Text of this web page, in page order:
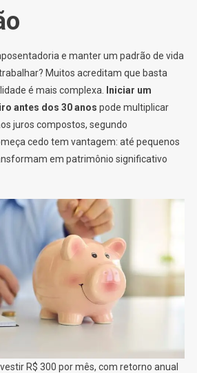
e manter um padrão de vida
Muitos acreditam que basta
é mais complexa.
Iniciar um
antes dos 30 anos pode multiplicar
juros compostos, segundo
cedo tem vantagem: até pequenos
em patrimônio significativo
R$ 300 por mês, com retorno anual